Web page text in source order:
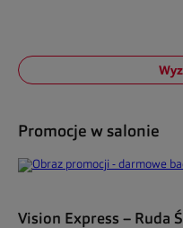
Promocje w salonie
Vision Express – Ruda